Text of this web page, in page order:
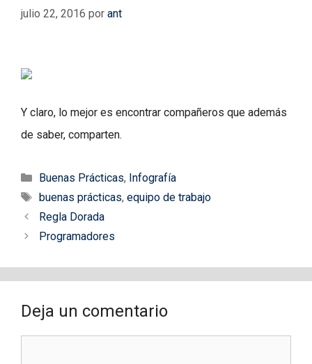
julio 22, 2016 por ant
Y claro, lo mejor es encontrar compañeros que además
de saber, comparten.
Categorías
Buenas Prácticas, Infografía
Etiquetas
buenas prácticas, equipo de trabajo
Regla Dorada
Programadores
Deja un comentario